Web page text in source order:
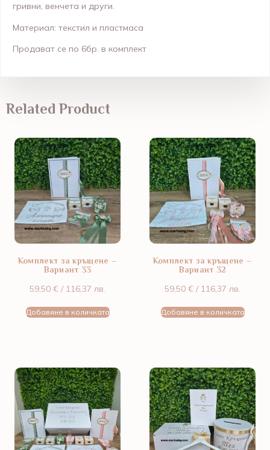
гривни, венчета и други.
Материал: текстил и пластмаса
Продават се по 6бр. в комплект
Related Product
Комплект за кръщене –
Вариант 33
59,50 € / 116,37 лв.
Добавяне в количката
Комплект за кръщене –
Вариант 32
59,50 € / 116,37 лв.
Добавяне в количката